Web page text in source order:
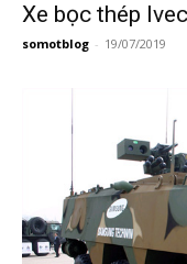
Xe bọc thép
somotblog - 19/07/2019